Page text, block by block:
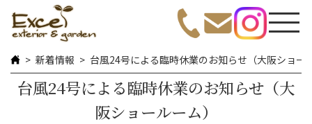
新着情報 台風24号による臨時休業のお知らせ（大阪ショー
台風24号による臨時休業のお知らせ（大
阪ショールーム）